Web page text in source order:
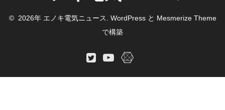
© 2026年 エノキ電気ニュース. WordPress と Mesmerize Theme
で構築